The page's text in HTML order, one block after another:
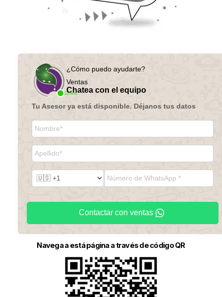
Online
¿Cómo puedo ayudarte?
Ventas
Chatea con el equipo
Tu Asesor ya está disponible. Déjanos tus datos
Contactar con ventas
Navega a está página a través de código QR